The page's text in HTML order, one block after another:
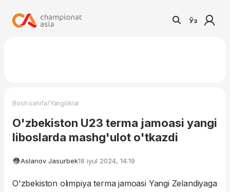
Ўз
Bosh sahifa/Yangiliklar
O'zbekiston U23 terma jamoasi yangi
liboslarda mashg'ulot o'tkazdi
Aslanov Jasurbek18 iyul 2024, 14:19
O'zbekiston olimpiya terma jamoasi Yangi Zelandiyaga